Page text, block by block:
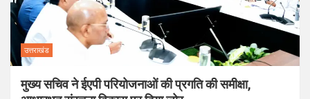
उत्तराखंड
मुख्य सचिव ने ईएपी परियोजनाओं की प्रगति की समीक्षा,